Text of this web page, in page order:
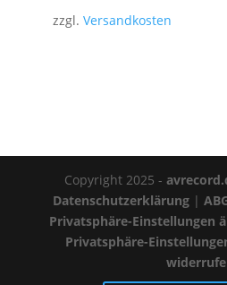
zzgl. Versandkosten
Copyright 2025 -
Datenschutzerklärung|
Privatsphäre-Einstellungen
Privatsphäre-